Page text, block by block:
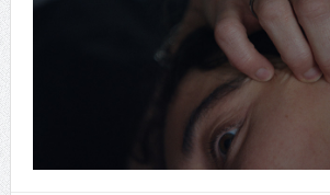
CINEMA×STYLE 294号